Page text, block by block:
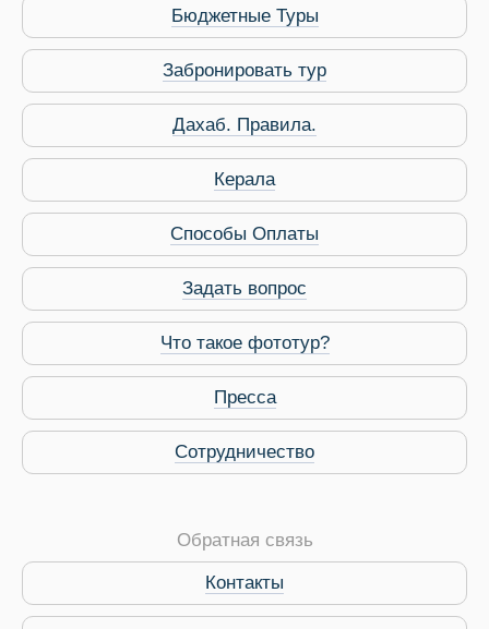
Service Дахаб
Бюджетные Туры
Забронировать тур
Дахаб. Правила.
Керала
Способы Оплаты
Задать вопрос
Что такое фототур?
Пресса
Сотрудничество
Обратная связь
Контакты